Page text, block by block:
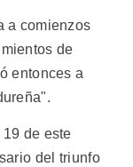
a comienzos
de
entonces a
de este
del triunfo